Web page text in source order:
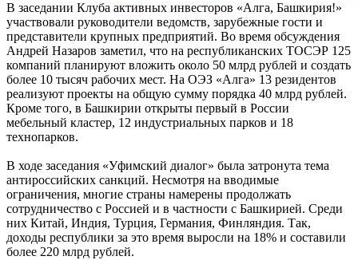
В заседании Клуба активных инвесторов «Алга, Башкирия!»
участвовали руководители ведомств, зарубежные гости и
представители крупных предприятий. Во время обсуждения
Андрей Назаров заметил, что на республиканских ТОСЭР 125
компаний планируют вложить около 50 млрд рублей и создать
более 10 тысяч рабочих мест. На ОЭЗ «Алга» 13 резидентов
реализуют проекты на общую сумму порядка 40 млрд рублей.
Кроме того, в Башкирии открыты первый в России
мебельный кластер, 12 индустриальных парков и 18
технопарков.
В ходе заседания «Уфимский диалог» была затронута тема
антироссийских санкций. Несмотря на вводимые
ограничения, многие страны намерены продолжать
сотрудничество с Россией и в частности с Башкирией. Среди
них Китай, Индия, Турция, Германия, Финляндия. Так,
доходы республики за это время выросли на 18% и составили
более 220 млрд рублей.